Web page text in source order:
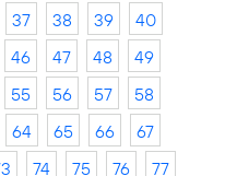
37 38 39
40
46 47 48
49
55 56 57
58
64 65 66
67
74 75 76 77